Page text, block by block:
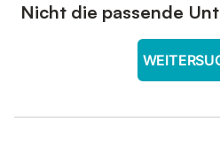
Nicht die passende